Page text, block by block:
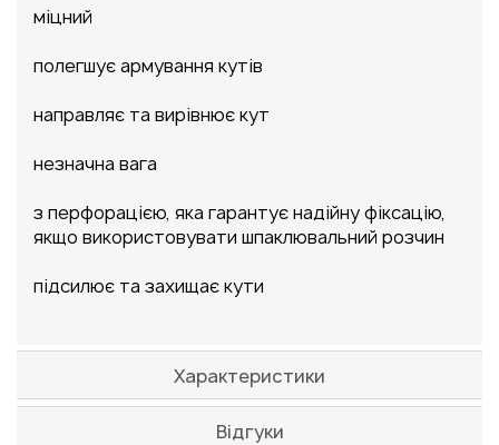
міцний
полегшує армування кутів
направляє та вирівнює кут
незначна вага
з перфорацією, яка гарантує надійну фіксацію,
якщо використовувати шпаклювальний розчин
підсилює та захищає кути
Характеристики
Відгуки